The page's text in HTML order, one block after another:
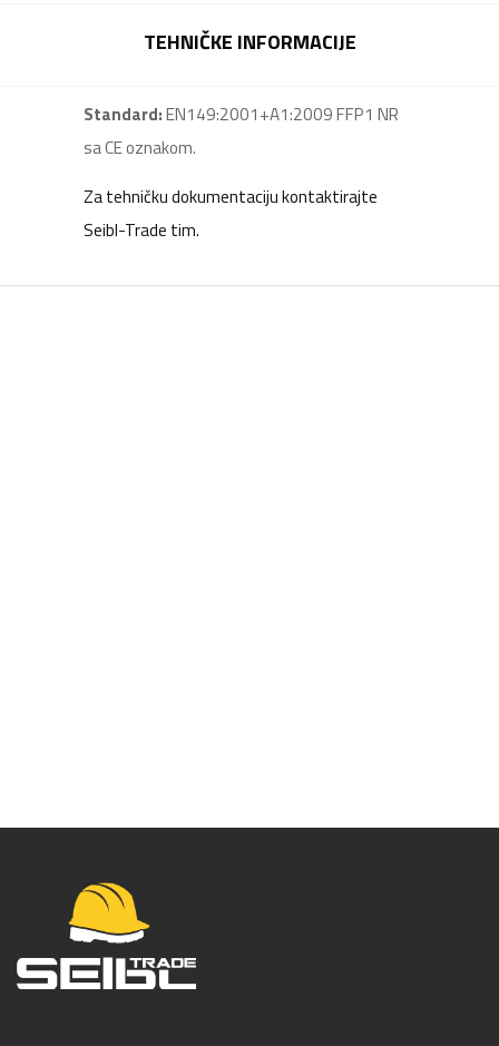
TEHNIČKE INFORMACIJE
Standard:EN149:2001+A1:2009 FFP1 NR
sa CE oznakom.
Za tehničku dokumentaciju kontaktirajte
Seibl-Trade tim.